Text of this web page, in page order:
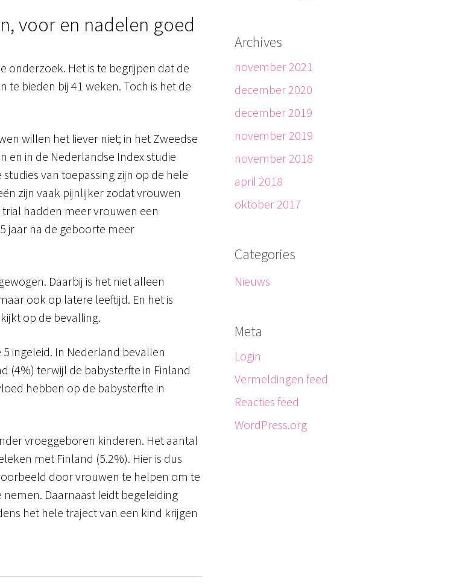
voor en nadelen goed
onderzoek. Het is te begrijpen dat de
te bieden bij 41 weken. Toch is het de
willen het liever niet; in het Zweedse
en in de Nederlandse Index studie
van toepassing zijn op de hele
zijn vaak pijnlijker zodat vrouwen
hadden meer vrouwen een
jaar na de geboorte meer
Daarbij is het niet alleen
ook op latere leeftijd. En het is
op de bevalling.
ingeleid. In Nederland bevallen
(4%) terwijl de babysterfte in Finland
hebben op de babysterfte in
vroeggeboren kinderen. Het aantal
met Finland (5.2%). Hier is dus
door vrouwen te helpen om te
Daarnaast leidt begeleiding
het hele traject van een kind krijgen
Archives
november 2021
december 2020
december 2019
november 2019
november 2018
april 2018
oktober 2017
Categories
Nieuws
Meta
Login
Vermeldingen feed
Reacties feed
WordPress.org